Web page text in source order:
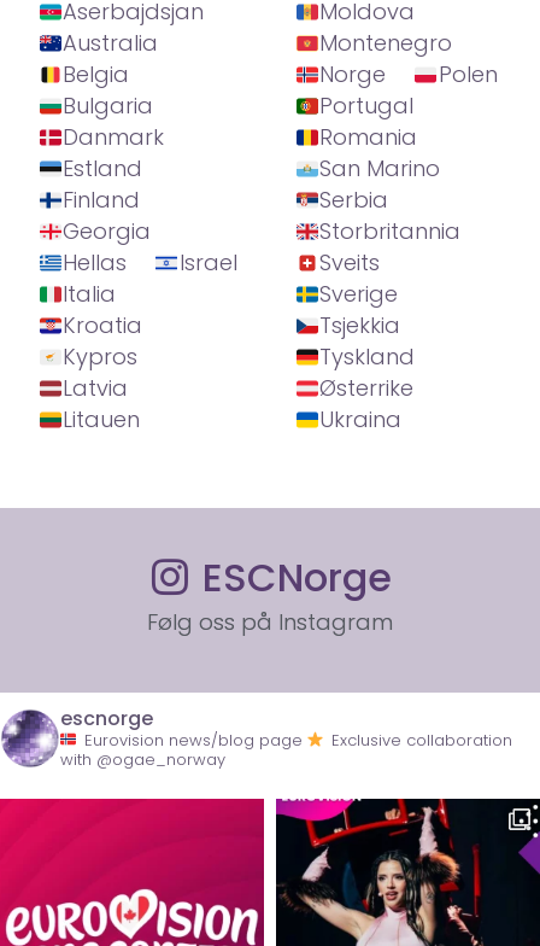
Aserbajdsjan
Australia
Belgia
Bulgaria
Danmark
Estland
Finland
Georgia
Hellas
Israel
Italia
Kroatia
Kypros
Latvia
Litauen
Moldova
Montenegro
Norge
Polen
Portugal
Romania
San Marino
Serbia
Storbritannia
Sveits
Sverige
Tsjekkia
Tyskland
Østerrike
Ukraina
ESCNorge
Følg oss på Instagram
escnorge
Eurovision news/blog page
Exclusive collaboration
with @ogae_norway